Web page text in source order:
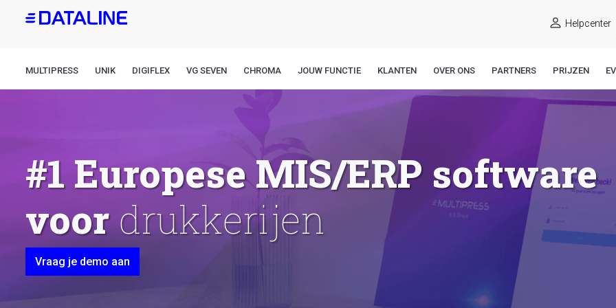
Overslaan
inhoud
Helpcenter
MULTIPRESS UNIK DIGIFLEX VG SEVEN CHROMA JOUW FUNCTIE KLANTEN OVER ONS PARTNERS PRIJZEN
#1 Europese MIS/ERP software
voor
Vraag je demo aan